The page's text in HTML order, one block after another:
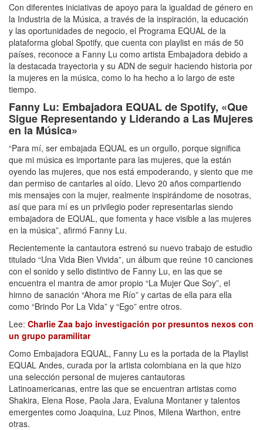
Con diferentes iniciativas de apoyo para la igualdad de género en
la Industria de la Música, a través de la inspiración, la educación
y las oportunidades de negocio, el Programa EQUAL de la
plataforma global Spotify, que cuenta con playlist en más de 50
países, reconoce a Fanny Lu como artista Embajadora debido a
la destacada trayectoria y su ADN de seguir haciendo historia por
la mujeres en la música, como lo ha hecho a lo largo de este
tiempo.
Fanny Lu: Embajadora EQUAL de Spotify, «Que
Sigue Representando y Liderando a Las Mujeres
en la Música»
“Para mí, ser embajada EQUAL es un orgullo, porque significa
que mi música es importante para las mujeres, que la están
oyendo las mujeres, que nos está empoderando, y siento que me
dan permiso de cantarles al oído. Llevo 20 años compartiendo
mis mensajes con la mujer, realmente inspirándome de nosotras,
así que para mí es un privilegio poder representarlas siendo
embajadora de EQUAL, que fomenta y hace visible a las mujeres
en la música”, afirmó Fanny Lu.
Recientemente la cantautora estrenó su nuevo trabajo de estudio
titulado “Una Vida Bien Vivida”, un álbum que reúne 10 canciones
con el sonido y sello distintivo de Fanny Lu, en las que se
encuentra el mantra de amor propio “La Mujer Que Soy”, el
himno de sanación “Ahora me Río” y cartas de ella para ella
como “Brindo Por La Vida” y “Ego” entre otros.
Lee: Charlie Zaa bajo investigación por presuntos nexos con
un grupo paramilitar
Como Embajadora EQUAL, Fanny Lu es la portada de la Playlist
EQUAL Andes, curada por la artista colombiana en la que hizo
una selección personal de mujeres cantautoras
Latinoamericanas, entre las que se encuentran artistas como
Shakira, Elena Rose, Paola Jara, Evaluna Montaner y talentos
emergentes como Joaquina, Luz Pinos, Milena Warthon, entre
otras.